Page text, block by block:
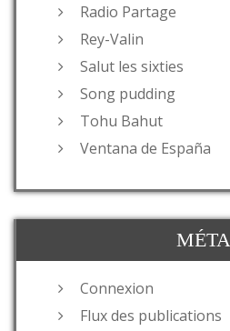
Radio Partage
Rey-Valin
Salut les sixties
Song pudding
Tohu Bahut
Ventana de España
MÉTA
Connexion
Flux des publications